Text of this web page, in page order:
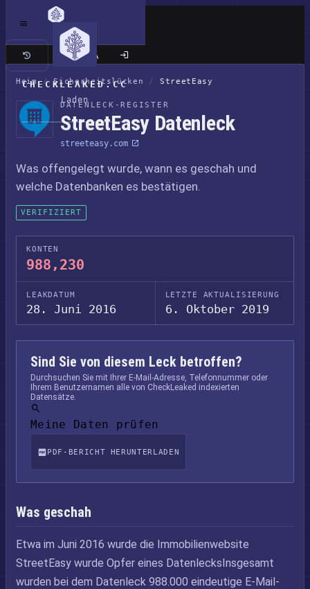
CHECKLEAKED.CC
Laden
Klassische Seite
Heim / Sicherheitslücken / StreetEasy
DATENLECK-REGISTER
StreetEasy Datenleck
streeteasy.com
Was offengelegt wurde, wann es geschah und
welche Datenbanken es bestätigen.
VERIFIZIERT
KONTEN
988,230
LEAKDATUM
28. Juni 2016
LETZTE AKTUALISIERUNG
6. Oktober 2019
Sind Sie von diesem Leck betroffen?
Durchsuchen Sie mit Ihrer E-Mail-Adresse, Telefonnummer oder
Ihrem Benutzernamen alle von CheckLeaked indexierten
Datensätze.
Meine Daten prüfen
PDF-BERICHT HERUNTERLADEN
Was geschah
Etwa im Juni 2016 wurde die Immobilienwebsite
StreetEasy wurde Opfer eines DatenlecksInsgesamt
wurden bei dem Datenleck 988.000 eindeutige E-Mail-